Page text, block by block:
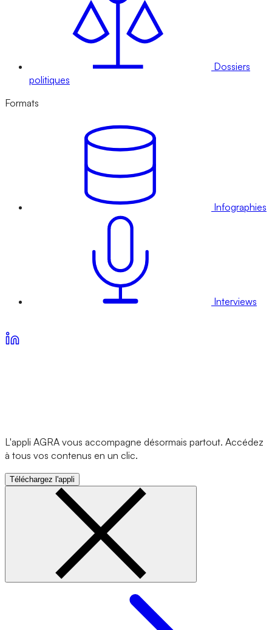
Dossiers
politiques
Formats
Infographies
Interviews
L'appli AGRA vous accompagne désormais partout. Accédez
à tous vos contenus en un clic.
Téléchargez l'appli